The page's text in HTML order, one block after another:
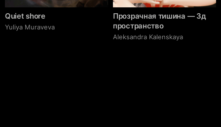
Quiet shore
Yuliya Muraveva
Прозрачная тишина — 3д
пространство
Aleksandra Kalenskaya